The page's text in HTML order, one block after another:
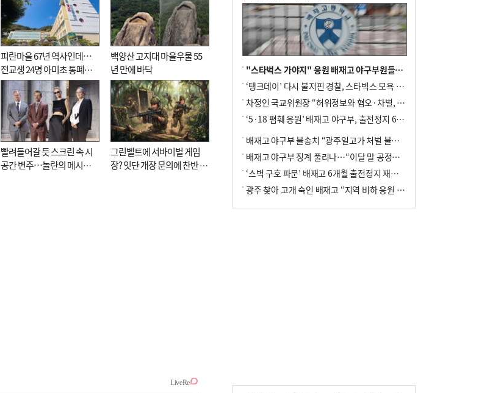
피란마을 67년 역사인데…
전교생 24명 아미초 통폐합
기로
백양산 고지대 마을우물 55
년 만에 바닥
빨려들어갈 듯 스크린 속 시
공간 변주…놀란의 메시지
그린벨트에 서바이벌 게임
장? 잇단 개장 문의에 찬반 논
"스타벅스 가야지" 응원 배재고 야구부원들, 학교서 징계 처분
‘탱크데이’ 다시 불지핀 경찰, 스타벅스 모욕 혐의 압수수색
차정인 국교위원장 “허위정보와 혐오·차별, 학교 교실까지 유입"
‘5·18 폄훼 응원’ 배재고 야구부, 출전정지 6개월→1개월 감경
배재고 야구부 불송치 “광주일고가 처벌 불원 의사 표해”
배재고 야구부 징계 풀리나…“이달 말 공정위서 재심의”
‘스벅 구호 파문’ 배재고 6개월 출전정지 재심 신청키로
광주 찾아 고개 숙인 배재고 “지역 비하 응원 잘못”(종합)